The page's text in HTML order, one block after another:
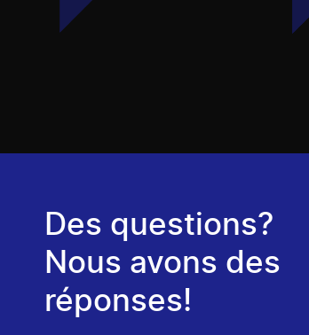
Des questions?
Nous avons des
réponses!